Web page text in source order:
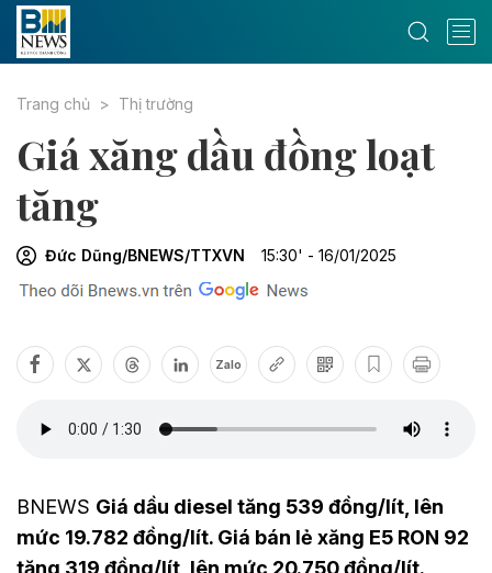
Trang chủ Thị trường
Giá xăng dầu đồng loạt
tăng
Đức Dũng/BNEWS/TTXVN 15:30' - 16/01/2025
Zalo
BNEWS Giá dầu diesel tăng 539 đồng/lít, lên
mức 19.782 đồng/lít. Giá bán lẻ xăng E5 RON 92
tăng 319 đồng/lít, lên mức 20.750 đồng/lít.